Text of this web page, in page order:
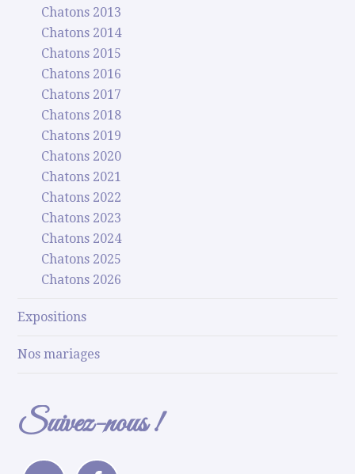
Chatons 2013
Chatons 2014
Chatons 2015
Chatons 2016
Chatons 2017
Chatons 2018
Chatons 2019
Chatons 2020
Chatons 2021
Chatons 2022
Chatons 2023
Chatons 2024
Chatons 2025
Chatons 2026
Expositions
Nos mariages
Suivez-nous !